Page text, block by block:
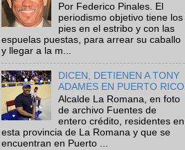
Por Federico Pinales. El
periodismo objetivo tiene los
pies en el estribo y con las
espuelas puestas, para arrear su caballo
y llegar a la m...
DICEN, DETIENEN A TONY
ADAMES EN PUERTO RICO
Alcalde La Romana, en foto
de archivo Fuentes de
entero crédito, residentes en
esta provincia de La Romana y que se
encuentran en Puerto ...